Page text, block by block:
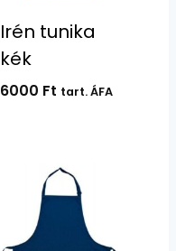
Irén tunika
kék
6000 Ft tart. ÁFA